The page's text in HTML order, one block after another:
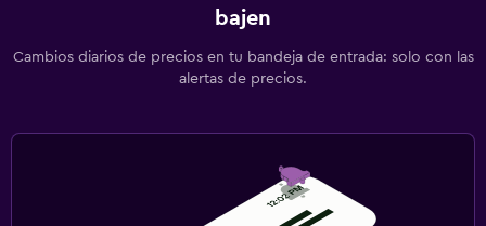
bajen
Cambios diarios de precios en tu bandeja de entrada: solo con las
alertas de precios.